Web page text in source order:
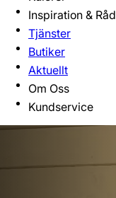
Inspiration & Råd
Tjänster
Butiker
Aktuellt
Om Oss
Kundservice